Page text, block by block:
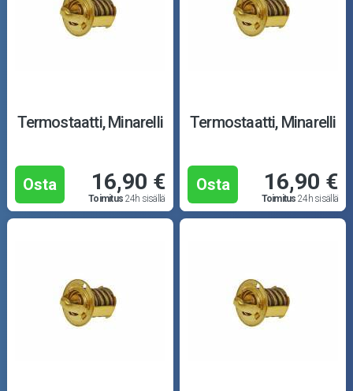
Termostaatti, Minarelli
Osta 16,90 €
Toimitus 24h sisällä
Termostaatti, Minarelli
Osta 16,90 €
Toimitus 24h sisällä